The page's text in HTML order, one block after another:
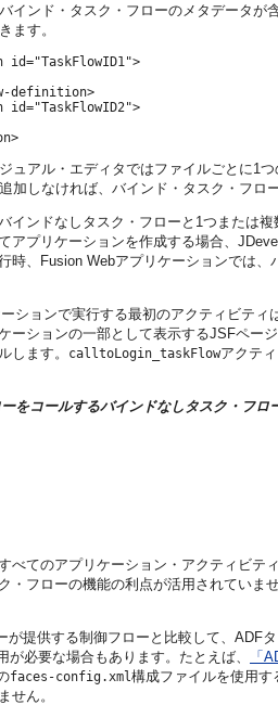
インド・タスク・フローのメタデータ
ます。
ュアル・エディタではファイルごとに1
加しなければ、バインド・タスク・フロ
インドなしタスク・フローと1つまたは
アプリケーションを作成する場合、
時、
Fusion Webアプリケーションでは、
ションで実行する最初のアクティビテ
ーションの一部として表示するJSFペー
します。
calltoLogin_taskFlowアクテ
をコールするバインドなしタスク・フロ
べてのアプリケーション・アクティビ
・フローの機能の利点が活用されてい
が提供する制御フローと比較して、ADF
必要な場合もあります。たとえば、
「
faces-config.xml構成ファイルを使用
せん。